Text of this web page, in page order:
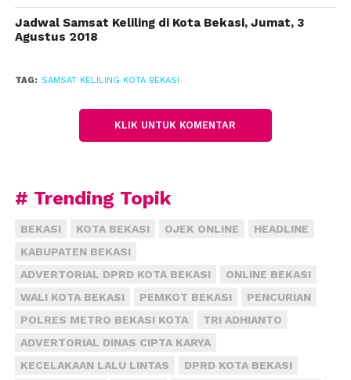
Jadwal Samsat Keliling di Kota Bekasi, Jumat, 3
Agustus 2018
TAG: SAMSAT KELILING KOTA BEKASI
KLIK UNTUK KOMENTAR
# Trending Topik
BEKASI KOTA BEKASI OJEK ONLINE
HEADLINE
KABUPATEN BEKASI
ADVERTORIAL DPRD KOTA BEKASI
ONLINE BEKASI
WALI KOTA BEKASI
PEMKOT BEKASI
PENCURIAN
POLRES METRO BEKASI KOTA
TRI ADHIANTO
ADVERTORIAL DINAS CIPTA KARYA
KECELAKAAN LALU LINTAS
DPRD KOTA BEKASI